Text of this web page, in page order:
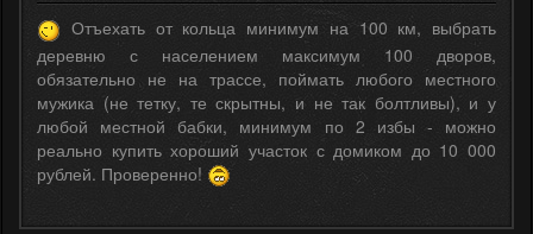
Отъехать от кольца минимум на 100 км, выбрать
деревню с населением максимум 100 дворов,
обязательно не на трассе, поймать любого местного
мужика (не тетку, те скрытны, и не так болтливы), и у
любой местной бабки, минимум по 2 избы - можно
реально купить хороший участок с домиком до 10 000
рублей. Проверенно!